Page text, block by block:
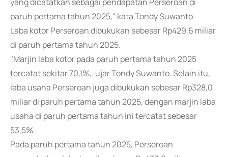
paruh pertama tahun 2025," kata Tondy Suwanto.
Laba kotor Perseroan dibukukan sebesar Rp429,6 miliar
di paruh pertama tahun 2025.
"Marjin laba kotor pada paruh pertama tahun 2025
tercatat sekitar 70,1%,. ujar Tondy Suwanto. Selain itu,
laba usaha Perseroan juga dibukukan sebesar Rp328,0
miliar di paruh pertama tahun 2025, dengan marjin laba
usaha di paruh pertama tahun ini tercatat sebesar
53,5%.
Pada paruh pertama tahun 2025, Perseroan